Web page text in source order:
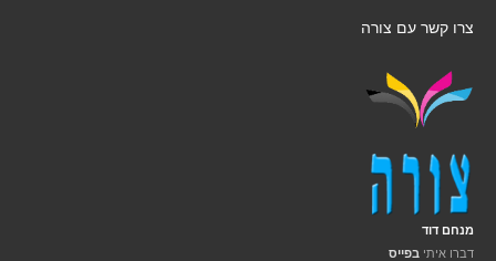
צרו קשר עם צורה
מנחם דוד
דברו איתי בפייס